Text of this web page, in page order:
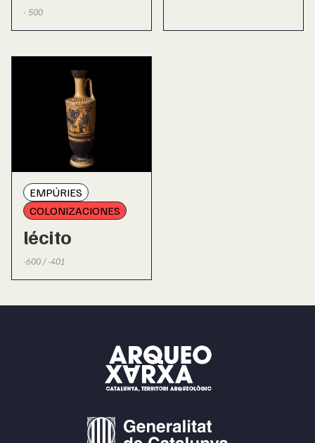
- 500
EMPÚRIES
COLONIZACIONES
lécito
-600 / -401